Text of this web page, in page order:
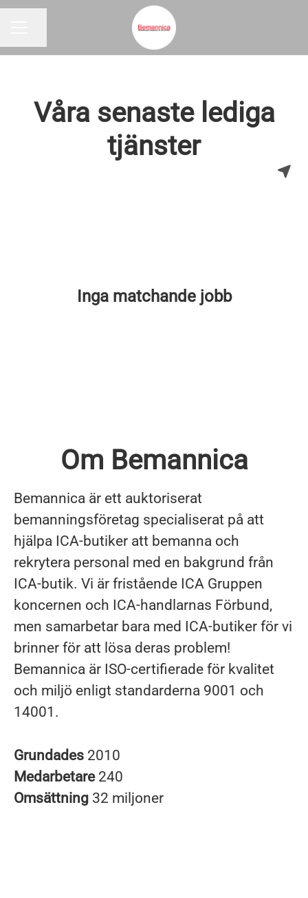
Våra senaste lediga
tjänster
Inga matchande jobb
Om Bemannica
Bemannica är ett auktoriserat
bemanningsföretag specialiserat på att
hjälpa ICA-butiker att bemanna och
rekrytera personal med en bakgrund från
ICA-butik. Vi är fristående ICA Gruppen
koncernen och ICA-handlarnas Förbund,
men samarbetar bara med ICA-butiker för vi
brinner för att lösa deras problem!
Bemannica är ISO-certifierade för kvalitet
och miljö enligt standarderna 9001 och
14001.
Grundades 2010
Medarbetare 240
Omsättning 32 miljoner